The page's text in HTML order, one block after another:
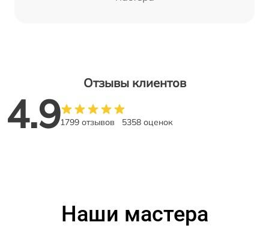
Отзывы клиентов
4.91799 отзывов 5358 оценок
Наши мастера